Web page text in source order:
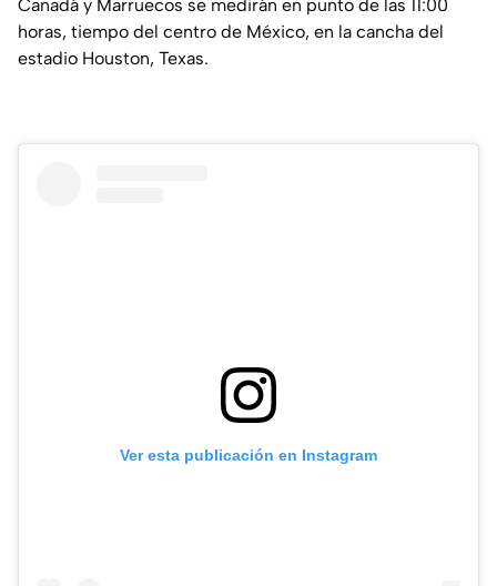
Canadá y Marruecos se medirán en punto de las 11:00
horas, tiempo del centro de México, en la cancha del
estadio Houston, Texas.
Ver esta publicación en Instagram